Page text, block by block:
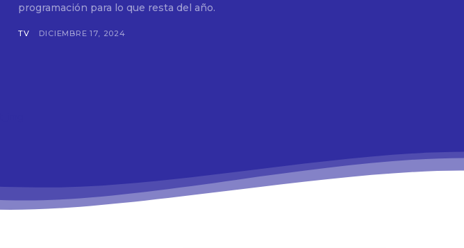
programación para lo que resta del año.
TV DICIEMBRE 17, 2024